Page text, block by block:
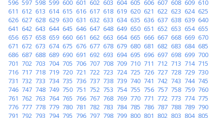
596 597 598 599 600 601 602 603 604 605 606 607 608 609 610
611 612 613 614 615 616 617 618 619 620 621 622 623 624 625
626 627 628 629 630 631 632 633 634 635 636 637 638 639 640
641 642 643 644 645 646 647 648 649 650 651 652 653 654 655
656 657 658 659 660 661 662 663 664 665 666 667 668 669 670
671 672 673 674 675 676 677 678 679 680 681 682 683 684 685
686 687 688 689 690 691 692 693 694 695 696 697 698 699 700
701 702 703 704 705 706 707 708 709 710 711 712 713 714 715
716 717 718 719 720 721 722 723 724 725 726 727 728 729 730
731 732 733 734 735 736 737 738 739 740 741 742 743 744 745
746 747 748 749 750 751 752 753 754 755 756 757 758 759 760
761 762 763 764 765 766 767 768 769 770 771 772 773 774 775
776 777 778 779 780 781 782 783 784 785 786 787 788 789 790
791 792 793 794 795 796 797 798 799 800 801 802 803 804 805